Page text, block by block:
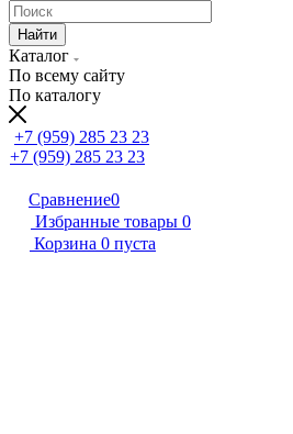
Найти
Каталог
По всему сайту
По каталогу
+7 (959) 285 23 23
+7 (959) 285 23 23
Сравнение0
Избранные товары 0
Корзина 0 пуста